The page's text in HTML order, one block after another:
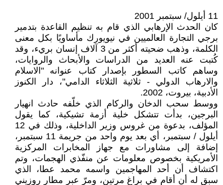
11 أيلول/ سبتمبر 2001
كان الحدث الإرهابي الذي قام به تنظيم القاعدة بتدمير
برجي التجارة العالميين في نيويورك مأساويًا بكل معنى
الكلمة، وذهب ضحيته أكثر من 3 آلاف إنسان بريء، وقد
كُتبت عنه العديد من الدراسات والأبحاث والروايات،
وساهم كاتب السطور بإصدار كتاب عنوانه "الاسلام
والارهاب الدولي - ثلاثية الثلاثاء الدامي"، دار الكنوز
الأدبية، بيروت، 2002.
ووسط سحب الدخان والركام الذي خلّفه حادث انهيار
البرجين، بدأت تتشكل خلية أزمة تشيكية، كما يقول
المؤلف، بدعوة من غروس وزير الداخلية، وذلك في 12
أيلول / سبتمبر، أي بعد يوم واحد من جريمة 11 سبتمبر،
إضافة إلى مشاورات مع جهاز المخابرات المركزية
الأمريكية بخصوص معلومات عن منفّذي الهجمات، وتم
اكتشاف أن أحد المهاجمين واسمه محمد عطا، الذي
سبق له أن أقام في براغ مرتين، ومرّ عبر مطار روزيني